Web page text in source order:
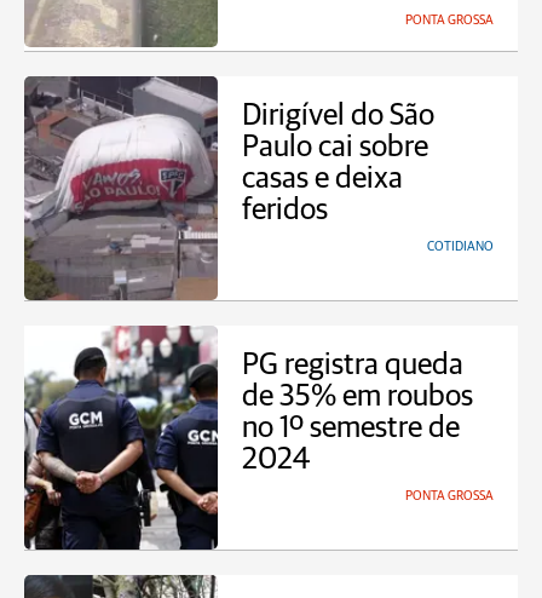
PONTA GROSSA
Dirigível do São
Paulo cai sobre
casas e deixa
feridos
COTIDIANO
PG registra queda
de 35% em roubos
no 1º semestre de
2024
PONTA GROSSA